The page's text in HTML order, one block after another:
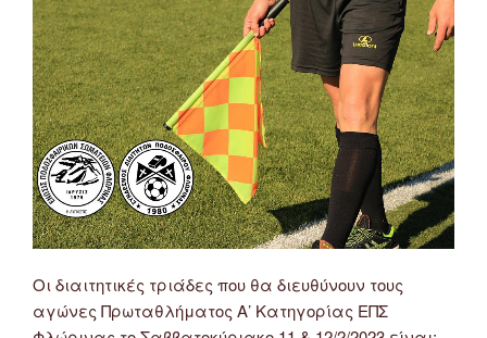
Οι διαιτητικές τριάδες που θα διευθύνουν τους
αγώνες Πρωταθλήματος Α’ Κατηγορίας ΕΠΣ